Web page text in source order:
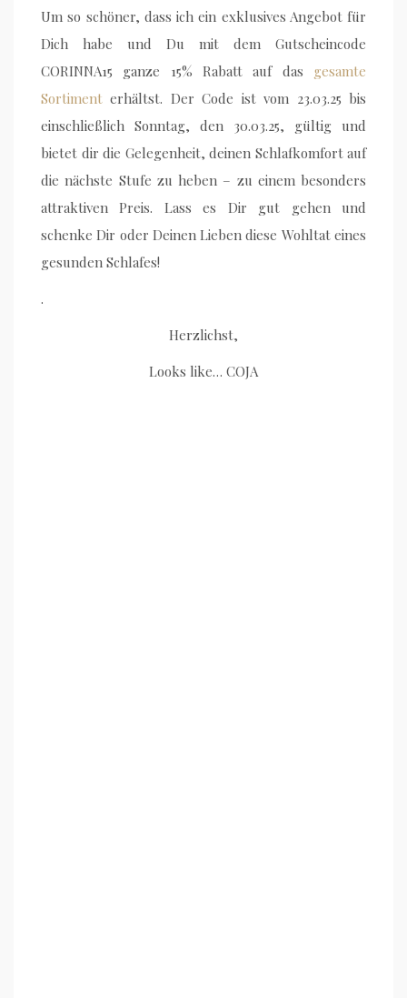
Um so schöner, dass ich ein exklusives Angebot für
Dich habe und Du mit dem Gutscheincode
CORINNA15 ganze 15% Rabatt auf das gesamte
Sortiment erhältst. Der Code ist vom 23.03.25 bis
einschließlich Sonntag, den 30.03.25, gültig und
bietet dir die Gelegenheit, deinen Schlafkomfort auf
die nächste Stufe zu heben – zu einem besonders
attraktiven Preis. Lass es Dir gut gehen und
schenke Dir oder Deinen Lieben diese Wohltat eines
gesunden Schlafes!
.
Herzlichst,
Looks like… COJA